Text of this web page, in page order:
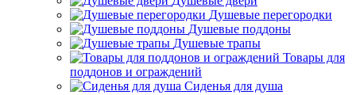
Душевые перегородки
Душевые поддоны
Душевые трапы
Товары для
поддонов и ограждений
Сиденья для душа